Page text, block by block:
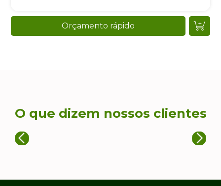
Orçamento rápido
O que dizem nossos clientes